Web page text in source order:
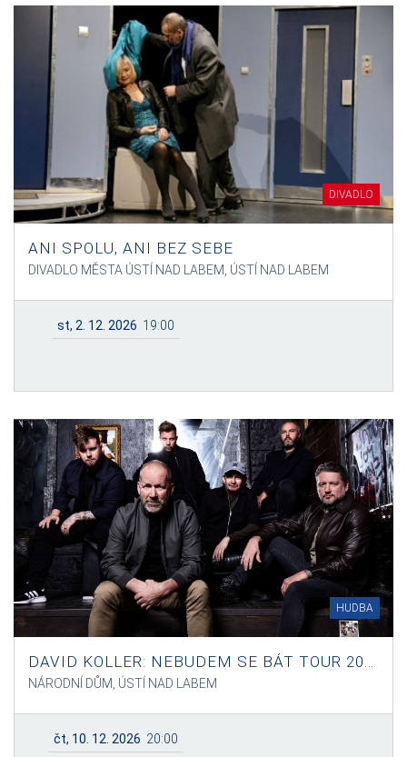
DIVADLO
ANI SPOLU, ANI BEZ SEBE
DIVADLO MĚSTA ÚSTÍ NAD LABEM, ÚSTÍ NAD LABEM
st, 2. 12. 2026 19:00
HUDBA
NÁRODNÍ DŮM, ÚSTÍ NAD LABEM
čt, 10. 12. 2026 20:00